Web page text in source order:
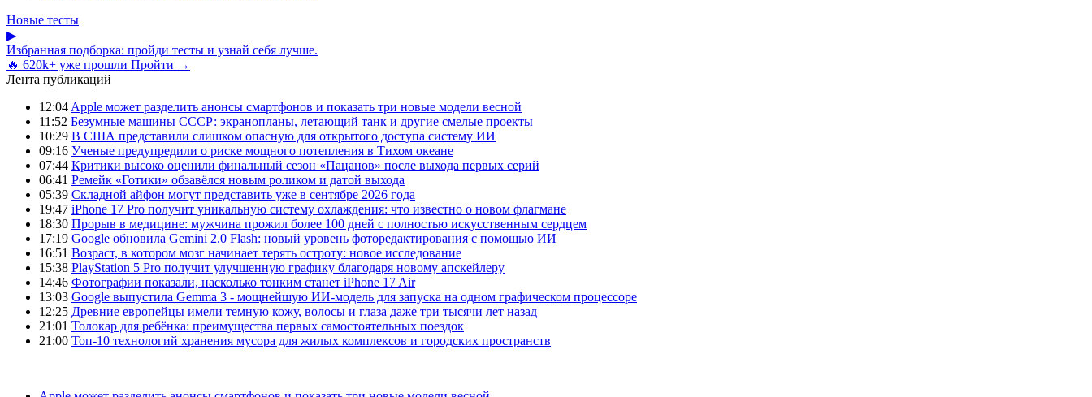
Новые тесты
▶
Избранная подборка: пройди тесты и узнай себя лучше.
🔥 620k+ уже прошли Пройти →
Лента публикаций
12:04 Apple может разделить анонсы смартфонов и показать три новые модели весной
11:52 Безумные машины СССР: экранопланы, летающий танк и другие смелые проекты
10:29 В США представили слишком опасную для открытого доступа систему ИИ
09:16 Ученые предупредили о риске мощного потепления в Тихом океане
07:44 Критики высоко оценили финальный сезон «Пацанов» после выхода первых серий
06:41 Ремейк «Готики» обзавёлся новым роликом и датой выхода
05:39 Складной айфон могут представить уже в сентябре 2026 года
19:47 iPhone 17 Pro получит уникальную систему охлаждения: что известно о новом флагмане
18:30 Прорыв в медицине: мужчина прожил более 100 дней с полностью искусственным сердцем
17:19 Google обновила Gemini 2.0 Flash: новый уровень фоторедактирования с помощью ИИ
16:51 Возраст, в котором мозг начинает терять остроту: новое исследование
15:38 PlayStation 5 Pro получит улучшенную графику благодаря новому апскейлеру
14:46 Фотографии показали, насколько тонким станет iPhone 17 Air
13:03 Google выпустила Gemma 3 - мощнейшую ИИ-модель для запуска на одном графическом процессоре
12:25 Древние европейцы имели темную кожу, волосы и глаза даже три тысячи лет назад
21:01 Толокар для ребёнка: преимущества первых самостоятельных поездок
21:00 Топ-10 технологий хранения мусора для жилых комплексов и городских пространств